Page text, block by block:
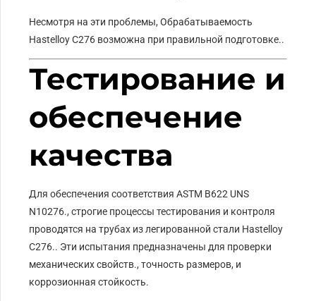
Несмотря на эти проблемы, Обрабатываемость
Hastelloy C276 возможна при правильной подготовке..
Тестирование и
обеспечение
качества
Для обеспечения соответствия ASTM B622 UNS
N10276., строгие процессы тестирования и контроля
проводятся на трубах из легированной стали Hastelloy
C276.. Эти испытания предназначены для проверки
механических свойств., точность размеров, и
коррозионная стойкость.